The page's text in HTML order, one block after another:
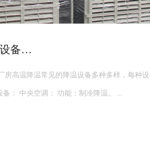
如果车间面积较小，如 200 平方
车间面积较大，如 1000 平方米以上，可能